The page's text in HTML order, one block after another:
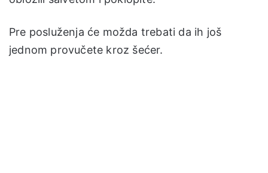
Pre posluženja će možda trebati da ih još
jednom provučete kroz šećer.